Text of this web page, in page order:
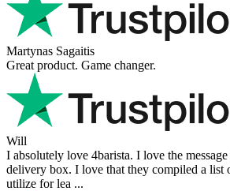
Martynas Sagaitis
Great product. Game changer.
Will
I absolutely love 4barista. I love the
delivery box. I love that they compiled a list
utilize for lea ...